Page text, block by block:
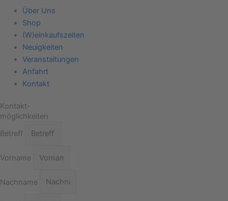
Über Uns
Shop
(W)einkaufszeiten
Neuigkeiten
Veranstaltungen
Anfahrt
Kontakt
Kontakt-
möglichkeiten
Betreff
Vorname
Nachname